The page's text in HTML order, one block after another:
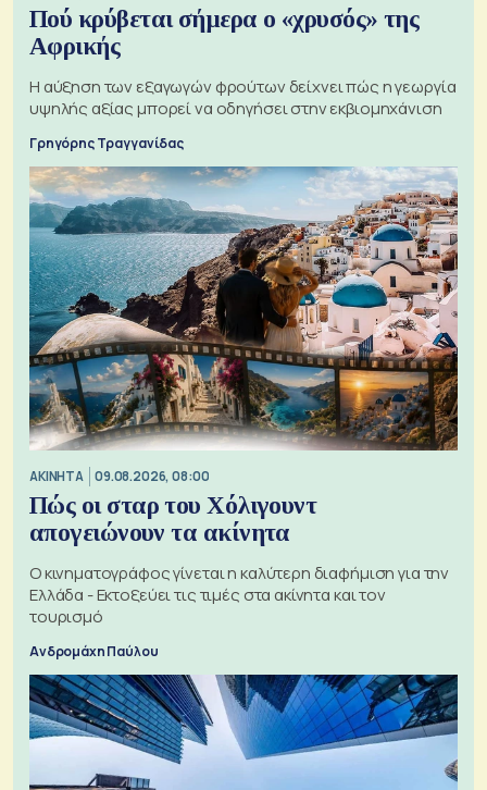
Πού κρύβεται σήμερα ο «χρυσός» της
Αφρικής
Η αύξηση των εξαγωγών φρούτων δείχνει πώς η γεωργία
υψηλής αξίας μπορεί να οδηγήσει στην εκβιομηχάνιση
Γρηγόρης Τραγγανίδας
ΑΚΙΝΗΤΑ 09.08.2026, 08:00
Πώς οι σταρ του Χόλιγουντ
απογειώνουν τα ακίνητα
Ο κινηματογράφος γίνεται η καλύτερη διαφήμιση για την
Ελλάδα - Εκτοξεύει τις τιμές στα ακίνητα και τον
τουρισμό
Ανδρομάχη Παύλου